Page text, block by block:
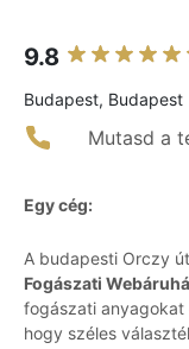
9.8
Budapest, Budapest
Mutasd a
Egy cég:
A budapesti Orczy
Fogászati
fogászati anyagokat
hogy széles